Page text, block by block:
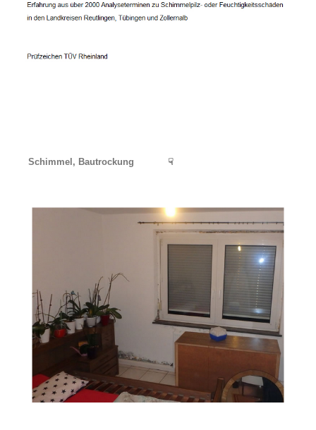
Schimmel, Bautrockung ☟